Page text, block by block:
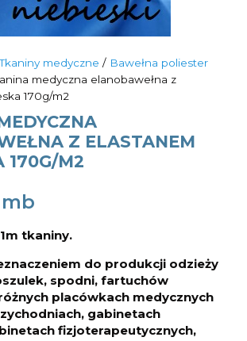
medyczne / Bawełna poliester
medyczna elanobawełna z
170g/m2
Z ELASTANEM
170G/M2
tkaniny.
do produkcji odzieży
spodni, fartuchów
placówkach medycznych
gabinetach
fizjoterapeutycznych,